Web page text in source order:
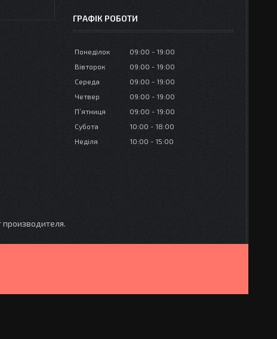
ГРАФІК РОБОТИ
Понеділок 09:00
19:00
Вівторок
09:00
19:00
Середа
09:00
19:00
Четвер
09:00
19:00
Пʼятниця
09:00
19:00
Субота
10:00
18:00
Неділя
10:00 15:00
производителя.